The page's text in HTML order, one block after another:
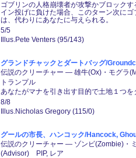
ゴブリンの人格崩壊者が攻撃かブロック
イン投げに負けた場合、このターン次に
は、代わりにあなたに与えられる。
5/5
Illus.Pete Venters (95/143)
グランドチャックとダートバッグ/
伝説のクリーチャー ― 雄牛(Ox)・モグラ
トランプル
あなたがマナを引き出す目的で土地１つを
8/8
Illus.Nicholas Gregory (115/0)
グールの市長、ハンコック/Hancock,
伝説のクリーチャー ― ゾンビ(Zombie)・
(Advisor) PIP, レア